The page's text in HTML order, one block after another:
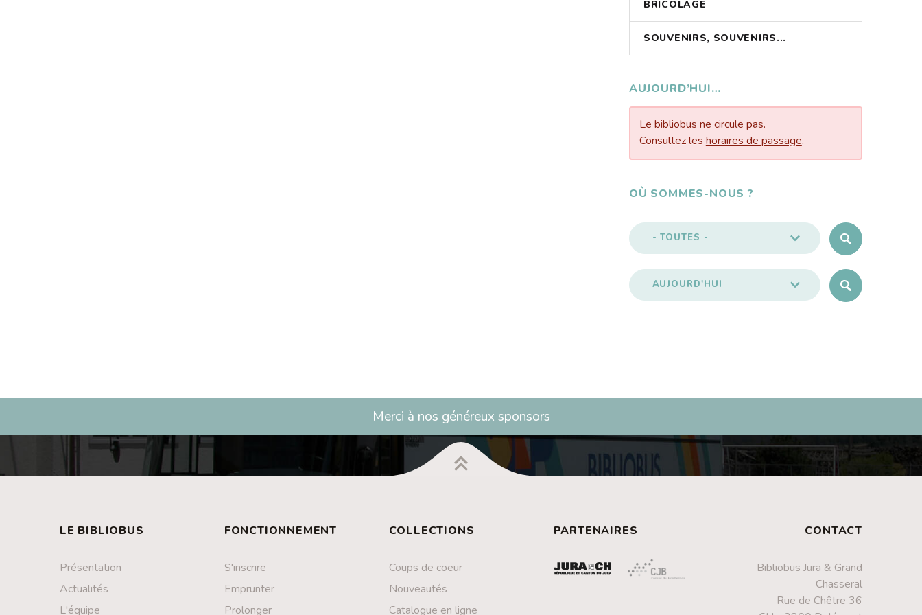
BRICOLAGE
SOUVENIRS, SOUVENIRS...
AUJOURD’HUI…
Le bibliobus ne circule pas.
Consultez leshoraires de passage.
OÙ SOMMES-NOUS ?
- TOUTES -
AUJOURD'HUI
Merci à nos généreux sponsors
LE BIBLIOBUS
Présentation
Actualités
L'équipe
FONCTIONNEMENT
S'inscrire
Emprunter
Prolonger
COLLECTIONS
Coups de coeur
Nouveautés
Catalogue en ligne
PARTENAIRES CONTACT
Bibliobus Jura & Grand
Chasseral
Rue de Chêtre 36